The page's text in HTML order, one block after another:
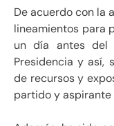
De acuerdo con la
lineamientos para
un día antes del
Presidencia y así,
de recursos y
partido y